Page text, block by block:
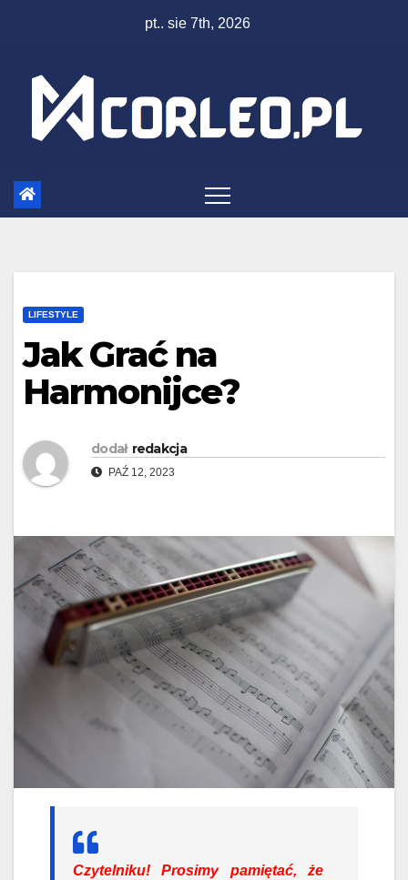
pt.. sie 7th, 2026
LIFESTYLE
Jak Grać na
Harmonijce?
dodał redakcja
PAŹ 12, 2023
Czytelniku! Prosimy pamiętać, że